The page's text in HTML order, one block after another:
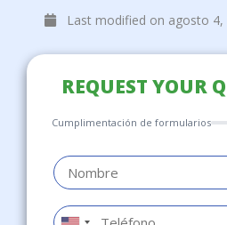
Last modified on agosto 4,
REQUEST YOUR
Cumplimentación de formularios